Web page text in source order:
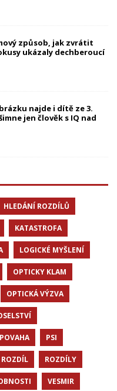
způsob, jak zvrátit
ukázaly dechberoucí
najde i dítě ze 3.
jen člověk s IQ nad
HLEDÁNÍ ROZDÍLŮ
KATASTROFA
LOGICKÉ MYŠLENÍ
OPTICKY KLAM
OPTICKÁ VÝZVA
POVAHA PSI
ROZDÍL ROZDÍLY
VESMIR